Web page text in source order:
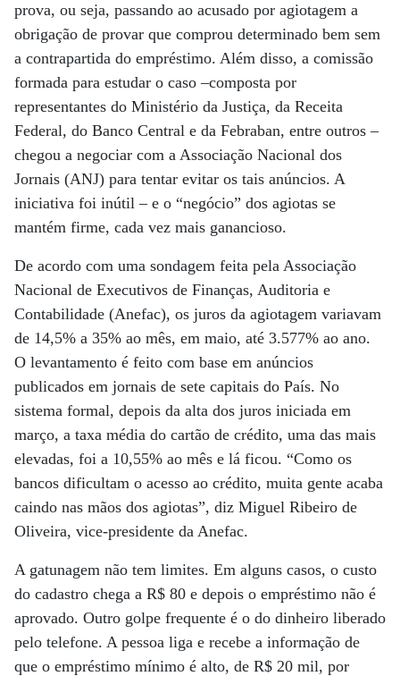
prova, ou seja, passando ao acusado por agiotagem a
obrigação de provar que comprou determinado bem sem
a contrapartida do empréstimo. Além disso, a comissão
formada para estudar o caso –composta por
representantes do Ministério da Justiça, da Receita
Federal, do Banco Central e da Febraban, entre outros –
chegou a negociar com a Associação Nacional dos
Jornais (ANJ) para tentar evitar os tais anúncios. A
iniciativa foi inútil – e o “negócio” dos agiotas se
mantém firme, cada vez mais ganancioso.
De acordo com uma sondagem feita pela Associação
Nacional de Executivos de Finanças, Auditoria e
Contabilidade (Anefac), os juros da agiotagem variavam
de 14,5% a 35% ao mês, em maio, até 3.577% ao ano.
O levantamento é feito com base em anúncios
publicados em jornais de sete capitais do País. No
sistema formal, depois da alta dos juros iniciada em
março, a taxa média do cartão de crédito, uma das mais
elevadas, foi a 10,55% ao mês e lá ficou. “Como os
bancos dificultam o acesso ao crédito, muita gente acaba
caindo nas mãos dos agiotas”, diz Miguel Ribeiro de
Oliveira, vice-presidente da Anefac.
A gatunagem não tem limites. Em alguns casos, o custo
do cadastro chega a R$ 80 e depois o empréstimo não é
aprovado. Outro golpe frequente é o do dinheiro liberado
pelo telefone. A pessoa liga e recebe a informação de
que o empréstimo mínimo é alto, de R$ 20 mil, por